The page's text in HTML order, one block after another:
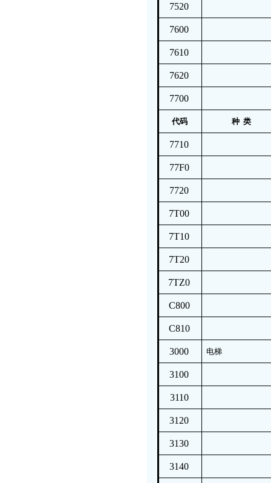
7520
7600
7610
7620
7700
代码 种 类
7710
77F0
7720
7T00
7T10
7T20
7TZ0
C800
C810
3000 电梯
3100
3110
3120
3130
3140